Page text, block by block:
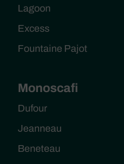
Lagoon
Excess
Fountaine Pajot
Monoscafi
Dufour
Jeanneau
Beneteau